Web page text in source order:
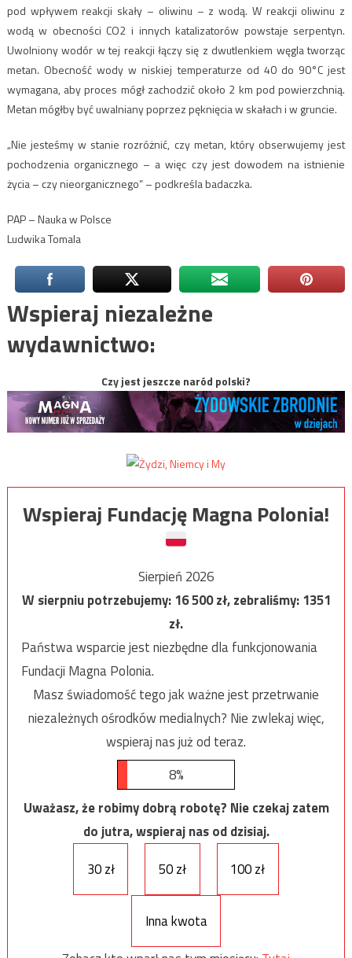
pod wpływem reakcji skały – oliwinu – z wodą. W reakcji oliwinu z
wodą w obecności CO2 i innych katalizatorów powstaje serpentyn.
Uwolniony wodór w tej reakcji łączy się z dwutlenkiem węgla tworząc
metan. Obecność wody w niskiej temperaturze od 40 do 90°C jest
wymagana, aby proces mógł zachodzić około 2 km pod powierzchnią.
Metan mógłby być uwalniany poprzez pęknięcia w skałach i w gruncie.
„Nie jesteśmy w stanie rozróżnić, czy metan, który obserwujemy jest
pochodzenia organicznego – a więc czy jest dowodem na istnienie
życia – czy nieorganicznego” – podkreśla badaczka.
PAP – Nauka w Polsce
Ludwika Tomala
Wspieraj niezależne
wydawnictwo:
Czy jest jeszcze naród polski?
Wspieraj Fundację Magna Polonia!
Sierpień 2026
W sierpniu potrzebujemy:16 500zł, zebraliśmy:1351
zł.
Państwa wsparcie jest niezbędne dla funkcjonowania
Fundacji Magna Polonia.
Masz świadomość tego jak ważne jest przetrwanie
niezależnych ośrodków medialnych? Nie zwlekaj więc,
wspieraj nas już od teraz.
8%
Uważasz, że robimy dobrą robotę? Nie czekaj zatem
do jutra, wspieraj nas od dzisiaj.
30 zł
50 zł 100 zł
Inna kwota